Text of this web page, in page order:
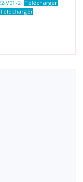
V01-2 Télécharger
Télécharger